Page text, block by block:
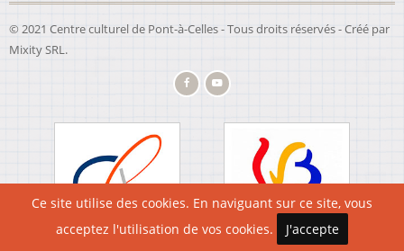
© 2021 Centre culturel de Pont-à-Celles - Tous droits réservés - Créé par
Mixity SRL.
Ce site utilise des cookies. En naviguant sur ce site, vous
acceptez l'utilisation de vos cookies.
J'accepte